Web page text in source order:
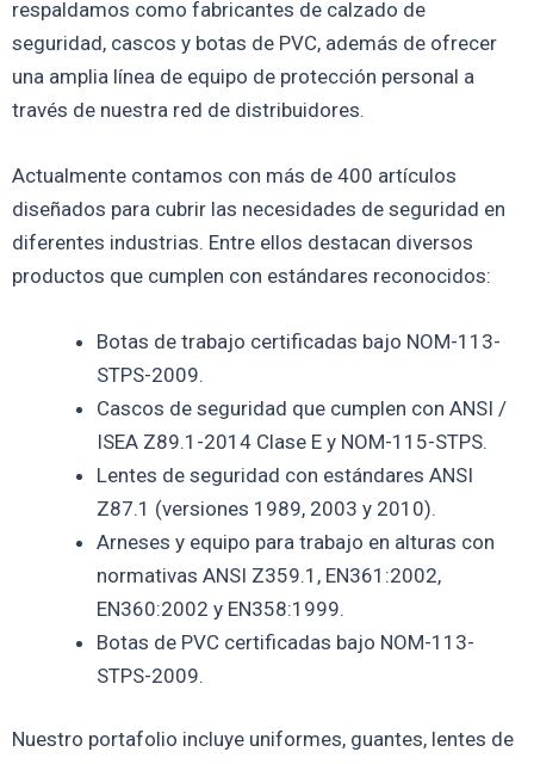
respaldamos como fabricantes de calzado de
seguridad, cascos y botas de PVC, además de ofrecer
una amplia línea de equipo de protección personal a
través de nuestra red de distribuidores.
Actualmente contamos con más de 400 artículos
diseñados para cubrir las necesidades de seguridad en
diferentes industrias. Entre ellos destacan diversos
productos que cumplen con estándares reconocidos:
Botas de trabajo certificadas bajo NOM-113-
STPS-2009.
Cascos de seguridad que cumplen con ANSI /
ISEA Z89.1-2014 Clase E y NOM-115-STPS.
Lentes de seguridad con estándares ANSI
Z87.1 (versiones 1989, 2003 y 2010).
Arneses y equipo para trabajo en alturas con
normativas ANSI Z359.1, EN361:2002,
EN360:2002 y EN358:1999.
Botas de PVC certificadas bajo NOM-113-
STPS-2009.
Nuestro portafolio incluye uniformes, guantes, lentes de